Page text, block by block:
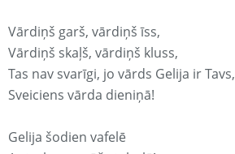
Vārdiņš garš, vārdiņš īss,
Vārdiņš skaļš, vārdiņš kluss,
Tas nav svarīgi, jo vārds Gelija ir Tavs,
Sveiciens vārda dieniņā!
Gelija šodien vafelē